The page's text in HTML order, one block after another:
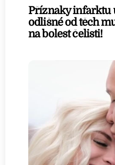
Příznaky infarktu
odlišné od těch
na bolest čelisti!